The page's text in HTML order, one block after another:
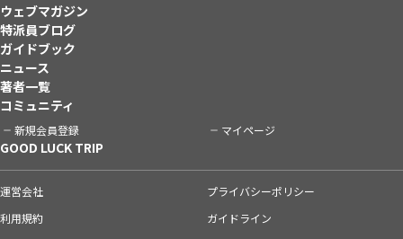
ウェブマガジン
特派員ブログ
ガイドブック
ニュース
著者一覧
コミュニティ
新規会員登録 マイページ
GOOD LUCK TRIP
運営会社
プライバシーポリシー
利用規約
ガイドライン